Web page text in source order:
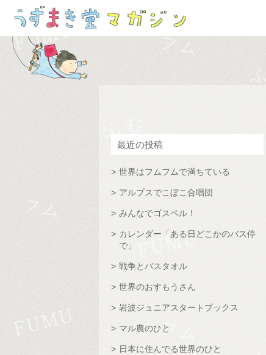
最近の投稿
世界はフムフムで満ちている
アルプスでこぼこ合唱団
みんなでゴスペル！
カレンダー「ある日どこかのバス停
で」
戦争とバスタオル
世界のおすもうさん
岩波ジュニアスタートブックス
マル農のひと
日本に住んでる世界のひと